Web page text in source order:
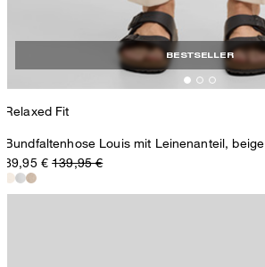
BESTSELLER
Relaxed Fit
Bundfaltenhose Louis mit Leinenanteil, beige
89,95 € 139,95 €